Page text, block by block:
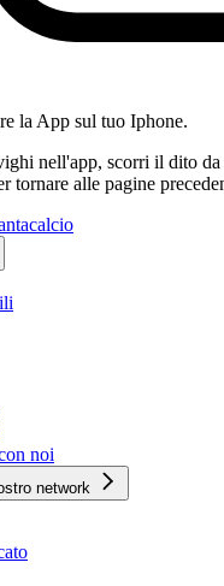
la App sul tuo Iphone.
nell'app, scorri il dito da
tornare alle pagine
noi
network